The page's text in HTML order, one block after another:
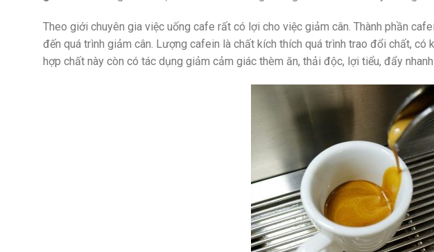
Theo giới chuyên gia việc uống cafe rất có lợi cho việc giảm cân. Thành phần
đến quá trình giảm cân. Lượng cafein là chất kích thích quá trình trao đổi chất,
hợp chất này còn có tác dụng giảm cảm giác thèm ăn, thải độc, lợi tiểu, đẩy